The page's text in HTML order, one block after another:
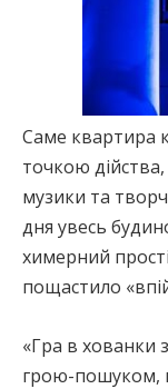
Саме квартира
точкою
музики та
дня увесь
химерний
пощастило
«Гра в хованки
грою-пошуком,